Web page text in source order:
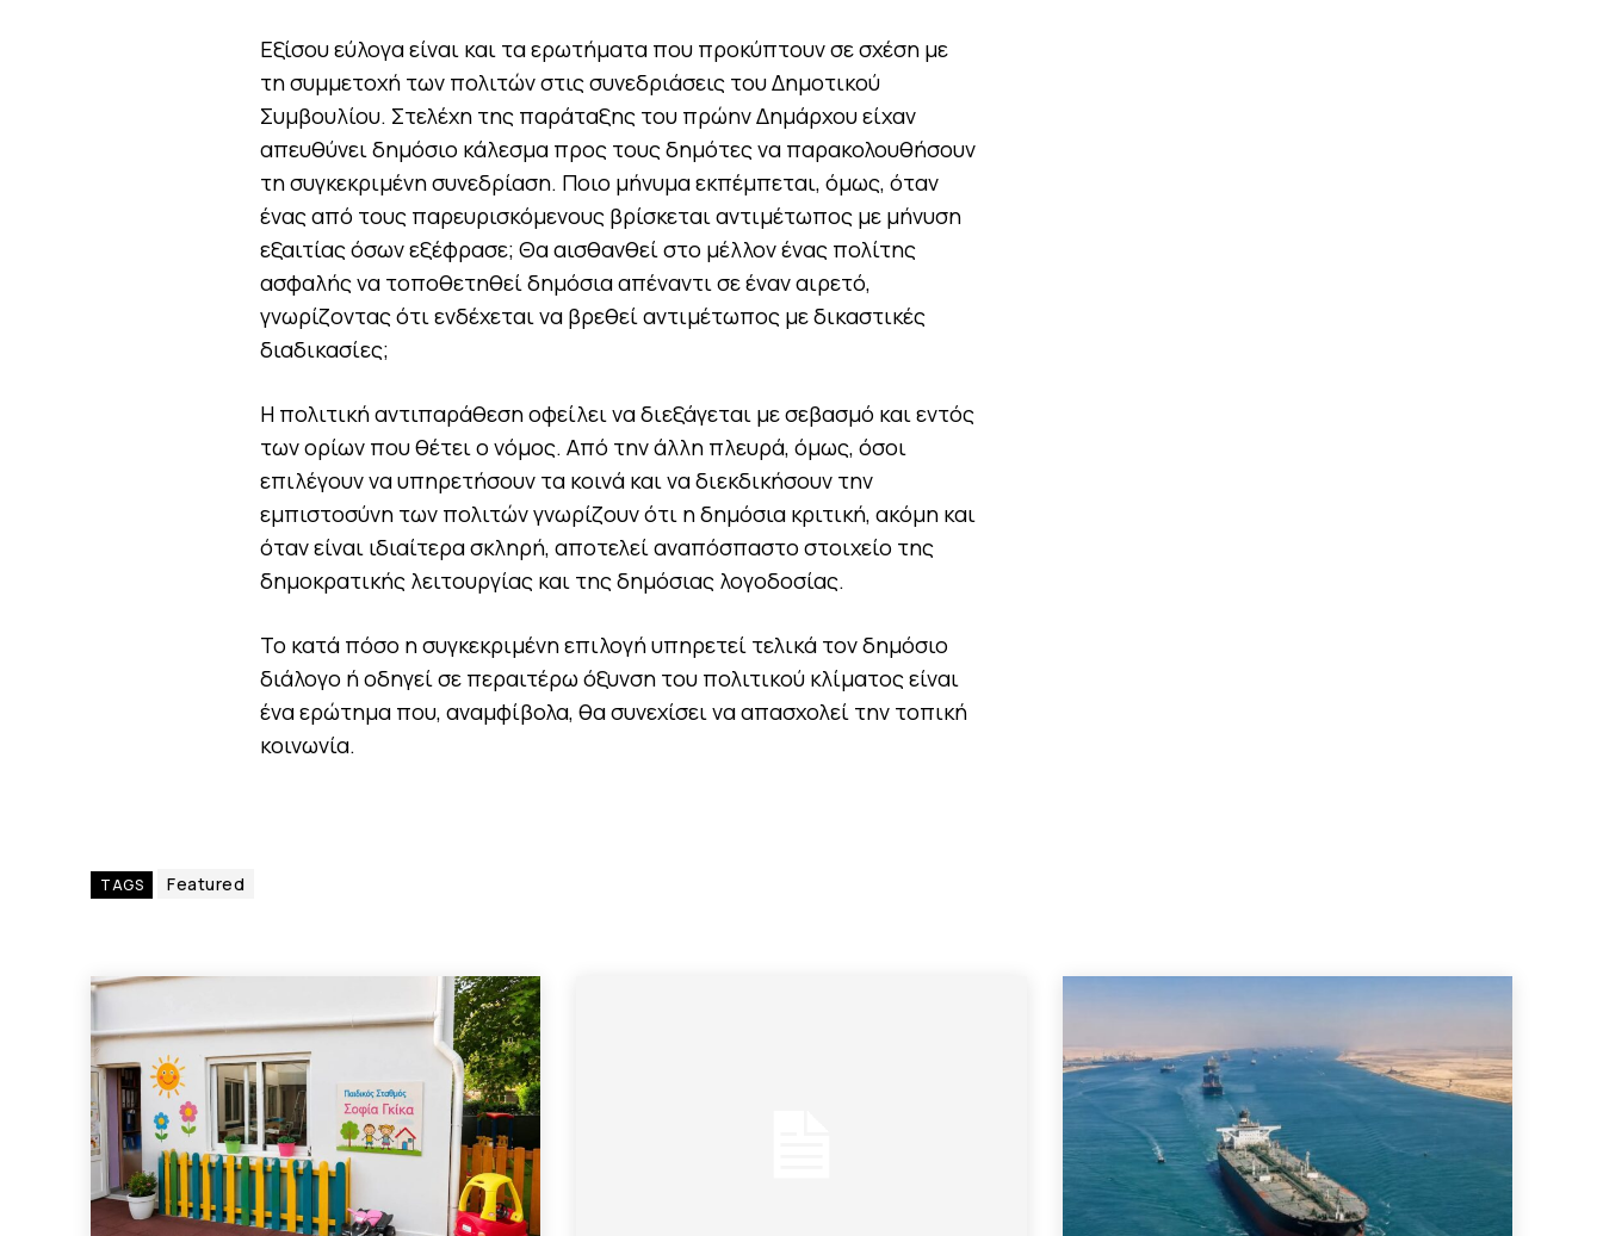
Εξίσου εύλογα είναι και τα ερωτήματα που προκύπτουν σε σχέση με
τη συμμετοχή των πολιτών στις συνεδριάσεις του Δημοτικού
Συμβουλίου. Στελέχη της παράταξης του πρώην Δημάρχου είχαν
απευθύνει δημόσιο κάλεσμα προς τους δημότες να παρακολουθήσουν
τη συγκεκριμένη συνεδρίαση. Ποιο μήνυμα εκπέμπεται, όμως, όταν
ένας από τους παρευρισκόμενους βρίσκεται αντιμέτωπος με μήνυση
εξαιτίας όσων εξέφρασε; Θα αισθανθεί στο μέλλον ένας πολίτης
ασφαλής να τοποθετηθεί δημόσια απέναντι σε έναν αιρετό,
γνωρίζοντας ότι ενδέχεται να βρεθεί αντιμέτωπος με δικαστικές
διαδικασίες;
Η πολιτική αντιπαράθεση οφείλει να διεξάγεται με σεβασμό και εντός
των ορίων που θέτει ο νόμος. Από την άλλη πλευρά, όμως, όσοι
επιλέγουν να υπηρετήσουν τα κοινά και να διεκδικήσουν την
εμπιστοσύνη των πολιτών γνωρίζουν ότι η δημόσια κριτική, ακόμη και
όταν είναι ιδιαίτερα σκληρή, αποτελεί αναπόσπαστο στοιχείο της
δημοκρατικής λειτουργίας και της δημόσιας λογοδοσίας.
Το κατά πόσο η συγκεκριμένη επιλογή υπηρετεί τελικά τον δημόσιο
διάλογο ή οδηγεί σε περαιτέρω όξυνση του πολιτικού κλίματος είναι
ένα ερώτημα που, αναμφίβολα, θα συνεχίσει να απασχολεί την τοπική
κοινωνία.
TAGS Featured